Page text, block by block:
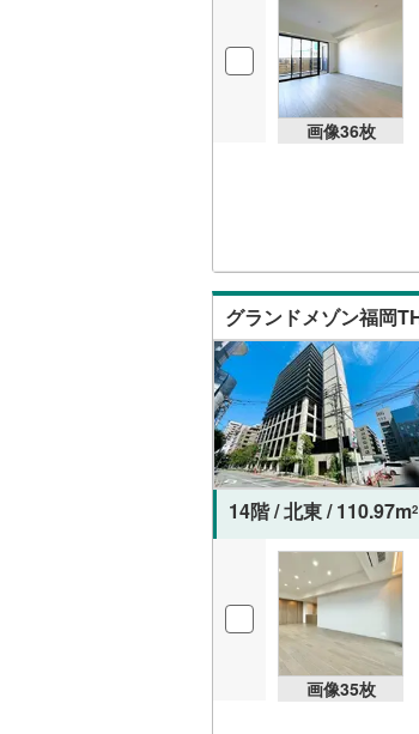
画像36枚
グランドメゾン福
14階 / 北東 / 110.97m2
画像35枚